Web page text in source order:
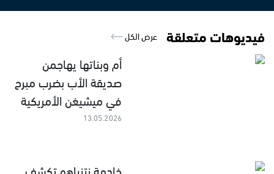
فيديوهات متعلقة عرض الكل
أم وبناتها يهاجمن
صديقة الأب بضرب مبرح
في ميشيغن الأمريكية
13.05.2026